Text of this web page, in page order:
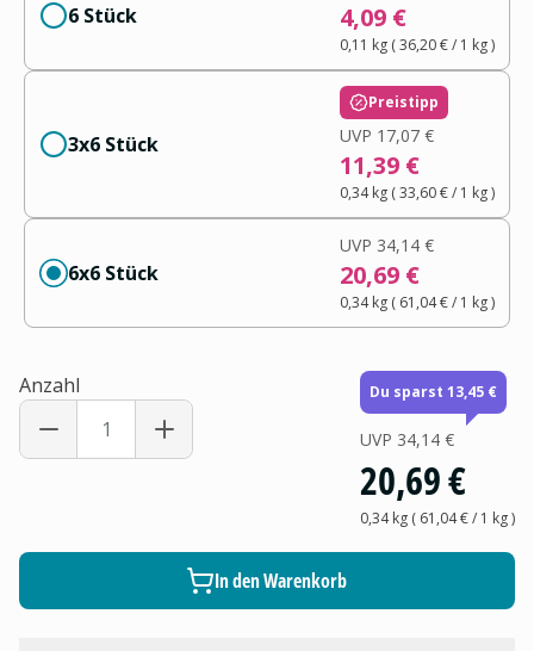
6 Stück 4,09 €
0,11 kg(36,20 €/ 1 kg)
3x6 Stück
Preistipp
UVP 17,07 €
11,39 €
0,34 kg(33,60 €/ 1 kg)
6x6 Stück
UVP 34,14 €
20,69 €
0,34 kg( 61,04 €/ 1 kg)
Anzahl Du sparst 13,45 €
UVP 34,14 €
20,69 €
0,34 kg( 61,04 €/ 1 kg)
In den Warenkorb